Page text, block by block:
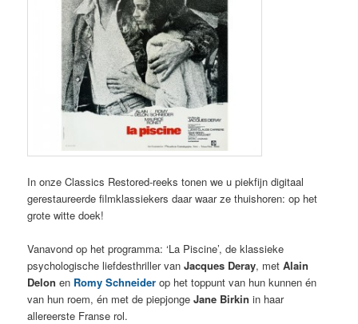
In onze Classics Restored-reeks tonen we u piekfijn digitaal
gerestaureerde filmklassiekers daar waar ze thuishoren: op het
grote witte doek!
Vanavond op het programma: ‘La Piscine’, de klassieke
psychologische liefdesthriller vanJacques Deray, metAlain
Delon en Romy Schneider op het toppunt van hun kunnen én
van hun roem, én met de piepjongeJane Birkin in haar
allereerste Franse rol.